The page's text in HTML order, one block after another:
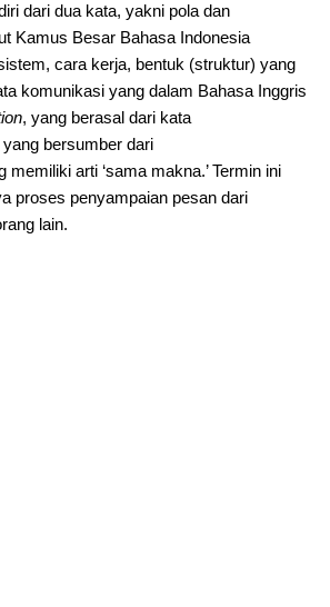
dari dua kata, yakni pola dan
Kamus Besar Bahasa Indonesia
cara kerja, bentuk (struktur) yang
komunikasi yang dalam Bahasa Inggris
, yang berasal dari kata
yang bersumber dari
memiliki arti ‘sama makna.’ Termin ini
proses penyampaian pesan dari
lain.